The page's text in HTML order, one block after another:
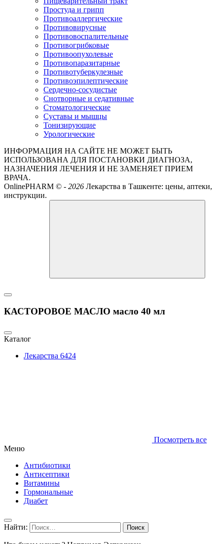
Простуда и грипп
Противоаллергические
Противовирусные
Противовоспалительные
Противогрибковые
Противоопухолевые
Противопаразитарные
Противотуберкулезные
Противоэпилептические
Сердечно-сосудистые
Снотворные и седативные
Стоматологические
Суставы и мышцы
Тонизирующие
Урологические
ИНФОРМАЦИЯ НА САЙТЕ НЕ МОЖЕТ БЫТЬ
ИСПОЛЬЗОВАНА ДЛЯ ПОСТАНОВКИ ДИАГНОЗА,
НАЗНАЧЕНИЯ ЛЕЧЕНИЯ И НЕ ЗАМЕНЯЕТ ПРИЕМ
ВРАЧА.
OnlinePHARM © - 2026 Лекарства в Ташкенте: цены, аптеки,
инструкции.
КАСТОРОВОЕ МАСЛО масло 40 мл
Каталог
Лекарства 6424
Посмотреть все
Меню
Антибиотики
Антисептики
Витамины
Гормональные
Диабет
Найти: